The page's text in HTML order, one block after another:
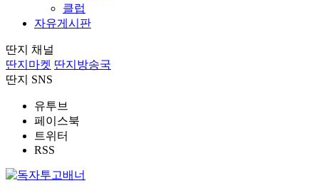
클럽
자유게시판
딴지 채널
딴지마켓 딴지방송국
딴지 SNS
유투브
페이스북
트위터
RSS